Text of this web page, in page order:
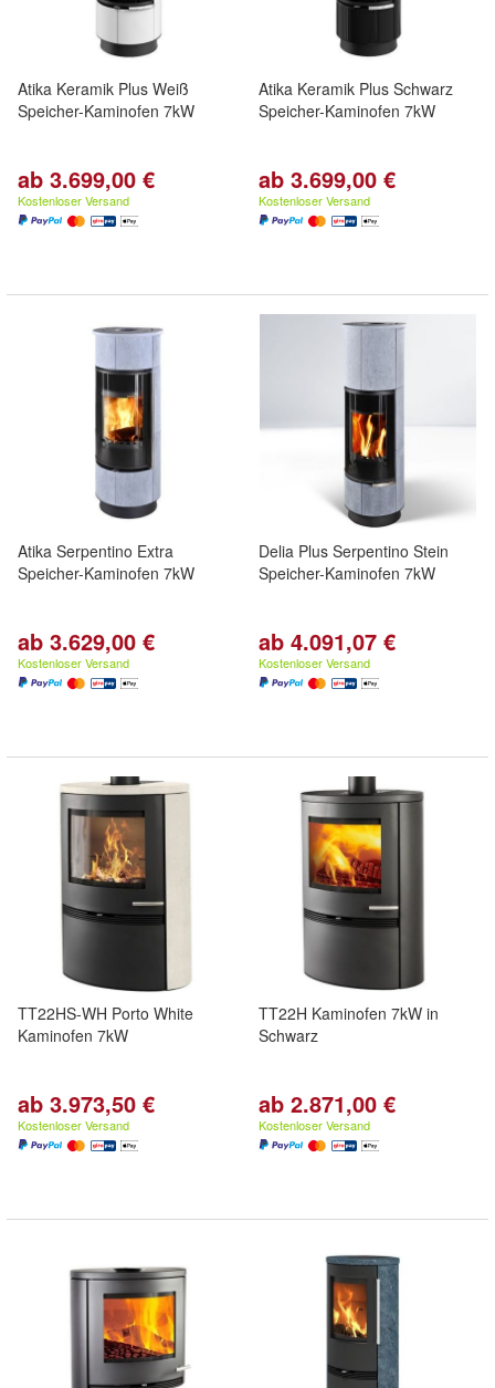
Atika Keramik Plus Weiß
Speicher-Kaminofen 7kW
ab 3.699,00 €
Kostenloser Versand
Atika Keramik Plus Schwarz
Speicher-Kaminofen 7kW
ab 3.699,00 €
Kostenloser Versand
Atika Serpentino Extra
Speicher-Kaminofen 7kW
ab 3.629,00 €
Kostenloser Versand
Delia Plus Serpentino Stein
Speicher-Kaminofen 7kW
ab 4.091,07 €
Kostenloser Versand
TT22HS-WH Porto White
Kaminofen 7kW
ab 3.973,50 €
Kostenloser Versand
TT22H Kaminofen 7kW in
Schwarz
ab 2.871,00 €
Kostenloser Versand